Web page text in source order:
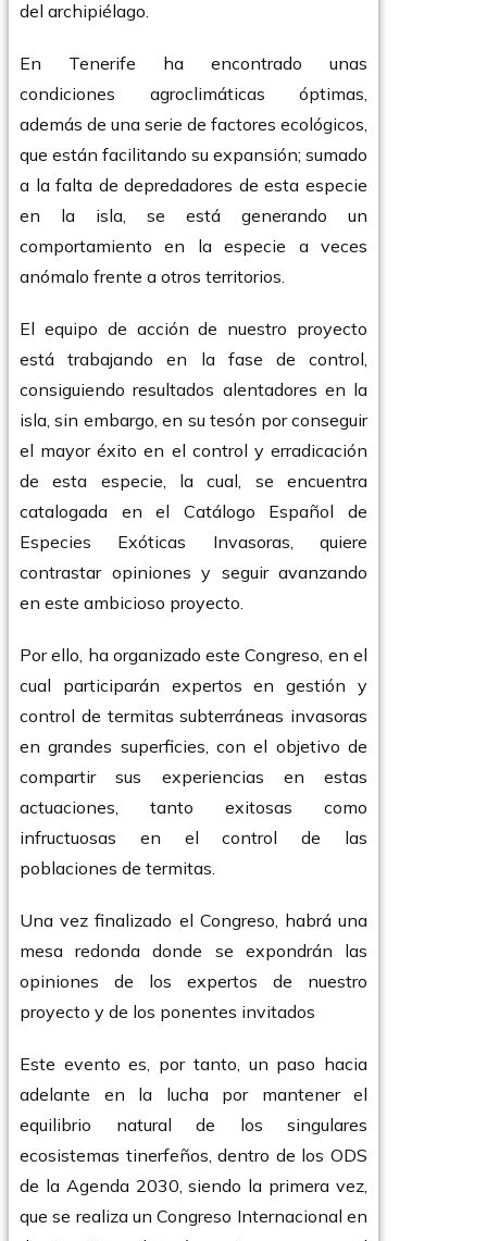
del archipiélago.
En Tenerife ha encontrado unas
condiciones agroclimáticas óptimas,
además de una serie de factores ecológicos,
que están facilitando su expansión; sumado
a la falta de depredadores de esta especie
en la isla, se está generando un
comportamiento en la especie a veces
anómalo frente a otros territorios.
El equipo de acción de nuestro proyecto
está trabajando en la fase de control,
consiguiendo resultados alentadores en la
isla, sin embargo, en su tesón por conseguir
el mayor éxito en el control y erradicación
de esta especie, la cual, se encuentra
catalogada en el Catálogo Español de
Especies Exóticas Invasoras, quiere
contrastar opiniones y seguir avanzando
en este ambicioso proyecto.
Por ello, ha organizado este Congreso, en el
cual participarán expertos en gestión y
control de termitas subterráneas invasoras
en grandes superficies, con el objetivo de
compartir sus experiencias en estas
actuaciones, tanto exitosas como
infructuosas en el control de las
poblaciones de termitas.
Una vez finalizado el Congreso, habrá una
mesa redonda donde se expondrán las
opiniones de los expertos de nuestro
proyecto y de los ponentes invitados
Este evento es, por tanto, un paso hacia
adelante en la lucha por mantener el
equilibrio natural de los singulares
ecosistemas tinerfeños, dentro de los ODS
de la Agenda 2030, siendo la primera vez,
que se realiza un Congreso Internacional en